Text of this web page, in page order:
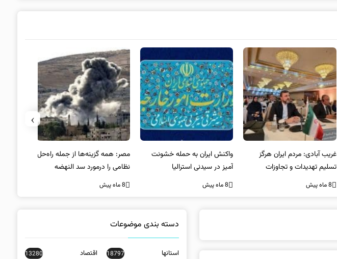
غریب آبادی: مردم ایران هرگز
تسلیم تهدیدات و تجاوزات
نخواهند شد و متحد و منسجم
8 ماه پیش
واکنش ایران به حمله خشونت
آمیز در سیدنی استرالیا
8 ماه پیش
مصر: همه گزینه‌ها از جمله راه‌حل
نظامی را درمورد سد النهضه
بررسی می‌کنیم
8 ماه پیش
›
دسته بندی موضوعات
استانها 18797 اقتصاد 13280